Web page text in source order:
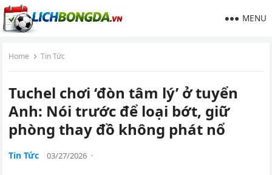
MENU
Home Tin Tức
Tuchel chơi ‘đòn tâm lý’ ở tuyển
Anh: Nói trước để loại bớt, giữ
phòng thay đồ không phát nổ
Tin Tức 03/27/2026 ·